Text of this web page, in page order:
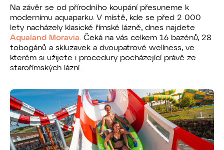
Na závěr se od přírodního koupání přesuneme k
modernímu aquaparku. V místě, kde se před 2 000
lety nacházely klasické římské lázně, dnes najdete
Aqualand Moravia. Čeká na vás celkem 16 bazénů, 28
tobogánů a skluzavek a dvoupatrové wellness, ve
kterém si užijete i procedury pocházející právě ze
starořímských lázní.